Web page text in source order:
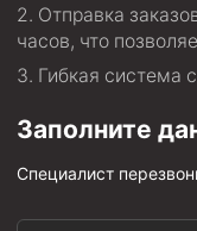
Отправка
часов, что
Гибкая система
Заполните
Специалист